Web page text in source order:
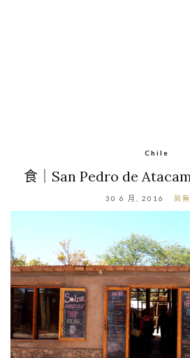
Chile
食｜San Pedro de
30 6 月, 2016 尚